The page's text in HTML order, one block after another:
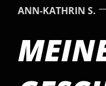
ANN-KATHRIN S.